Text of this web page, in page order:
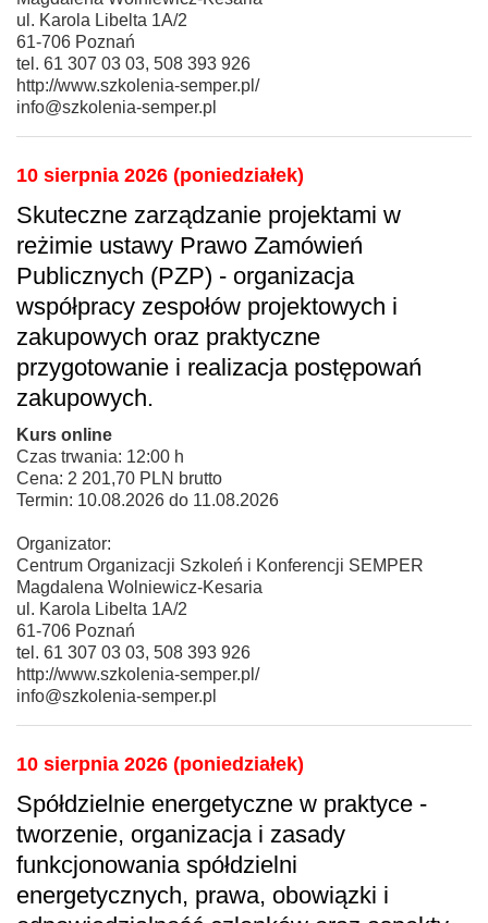
ul. Karola Libelta 1A/2
61-706 Poznań
tel. 61 307 03 03, 508 393 926
http://www.szkolenia-semper.pl/
info@szkolenia-semper.pl
10 sierpnia 2026 (poniedziałek)
Skuteczne zarządzanie projektami w
reżimie ustawy Prawo Zamówień
Publicznych (PZP) - organizacja
współpracy zespołów projektowych i
zakupowych oraz praktyczne
przygotowanie i realizacja postępowań
zakupowych.
Kurs online
Czas trwania: 12:00 h
Cena: 2 201,70 PLN brutto
Termin: 10.08.2026 do 11.08.2026
Organizator:
Centrum Organizacji Szkoleń i Konferencji SEMPER
Magdalena Wolniewicz-Kesaria
ul. Karola Libelta 1A/2
61-706 Poznań
tel. 61 307 03 03, 508 393 926
http://www.szkolenia-semper.pl/
info@szkolenia-semper.pl
10 sierpnia 2026 (poniedziałek)
Spółdzielnie energetyczne w praktyce -
tworzenie, organizacja i zasady
funkcjonowania spółdzielni
energetycznych, prawa, obowiązki i